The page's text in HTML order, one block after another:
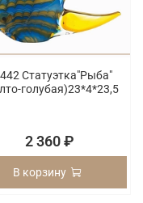
Статуэтка"Рыба"
голубая)23*4*23,5
2 360 ₽
В корзину